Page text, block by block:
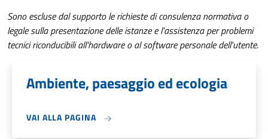
Sono escluse dal supporto le richieste di consulenza normativa o
legale sulla presentazione delle istanze e l'assistenza per problemi
tecnici riconducibili all'hardware o al software personale dell'utente.
Ambiente, paesaggio ed ecologia
VAI ALLA PAGINA